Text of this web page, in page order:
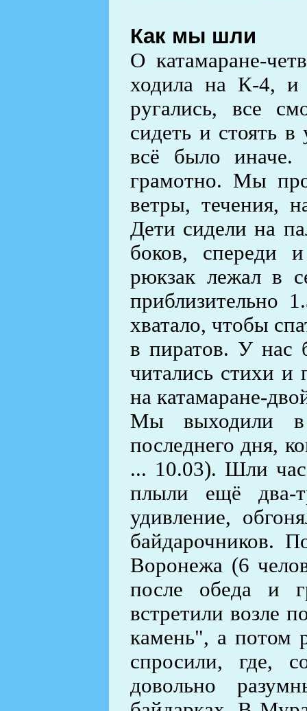
Как мы шли
О катамаране-
ходила на К-4, и
ругались, все
сидеть и стоять
всё было иначе.
грамотно. Мы
ветры, течения,
Дети сидели на
боков, спереди
рюкзак лежал в
приблизительно
хватало, чтобы
в пиратов. У нас
читались стихи
на катамаране-
Мы выходили в
последнего дня,
... 10.03). Шли
плыли ещё два-
удивление,
байдарочников.
Воронежа (6
после обеда и
встретили возле
камень", а потом
спросили, где,
довольно